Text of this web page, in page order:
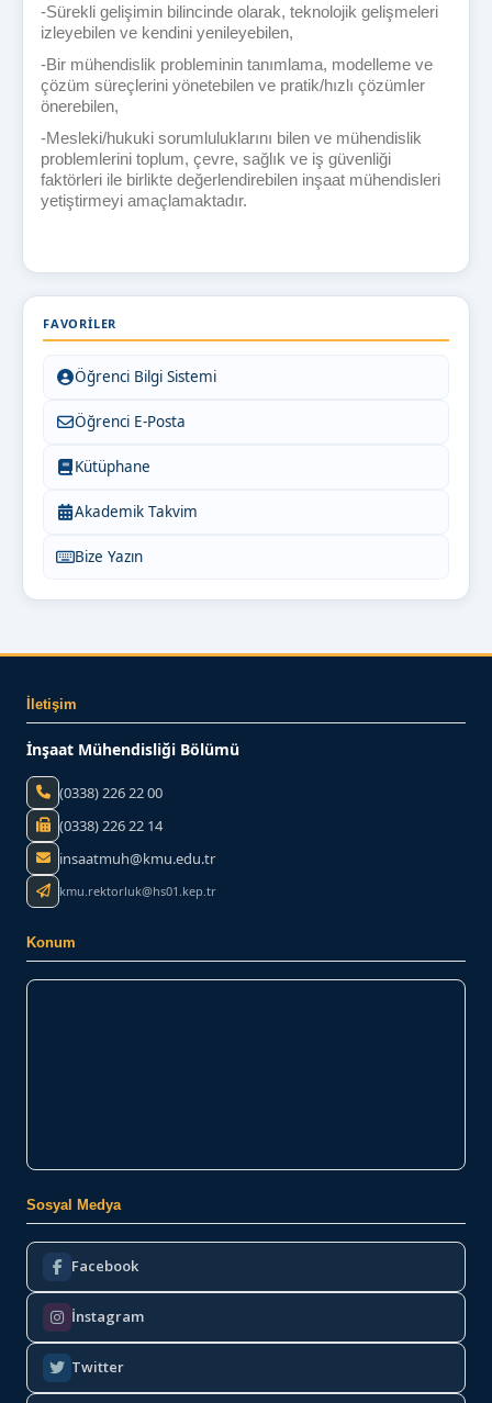
-Sürekli gelişimin bilincinde olarak, teknolojik gelişmeleri
izleyebilen ve kendini yenileyebilen,
-Bir mühendislik probleminin tanımlama, modelleme ve
çözüm süreçlerini yönetebilen ve pratik/hızlı çözümler
önerebilen,
-Mesleki/hukuki sorumluluklarını bilen ve mühendislik
problemlerini toplum, çevre, sağlık ve iş güvenliği
faktörleri ile birlikte değerlendirebilen inşaat mühendisleri
yetiştirmeyi amaçlamaktadır.
FAVORILER
Öğrenci Bilgi Sistemi
Öğrenci E-Posta
Kütüphane
Akademik Takvim
Bize Yazın
İletişim
İnşaat Mühendisliği Bölümü
(0338) 226 22 00
(0338) 226 22 14
insaatmuh@kmu.edu.tr
kmu.rektorluk@hs01.kep.tr
Konum
Sosyal Medya
Facebook
İnstagram
Twitter